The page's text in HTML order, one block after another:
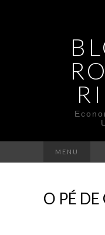
MENU
O PÉ